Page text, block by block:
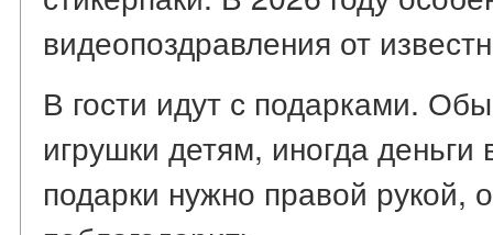
видеопоздравления от
В гости идут с подарками.
игрушки детям, иногда
подарки нужно правой рукой,